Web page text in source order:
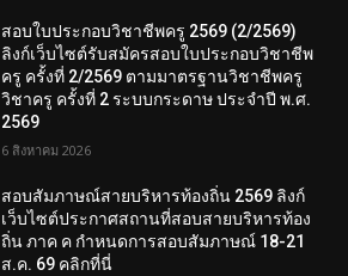
สอบใบประกอบวิชาชีพครู 2569 (2/2569)
ลิงก์เว็บไซต์รับสมัครสอบใบประกอบวิชาชีพ
ครู ครั้งที่ 2/2569 ตามมาตรฐานวิชาชีพครู
วิชาครู ครั้งที่ 2 ระบบกระดาษ ประจำปี พ.ศ.
2569
6 สิงหาคม 2026
สอบสัมภาษณ์สายบริหารท้องถิ่น 2569 ลิงก์
เว็บไซต์ประกาศสถานที่สอบสายบริหารท้อง
ถิ่น ภาค ค กำหนดการสอบสัมภาษณ์ 18-21
ส.ค. 69 คลิกที่นี่